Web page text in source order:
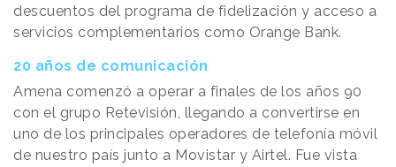
descuentos del programa de fidelización y acceso a
servicios complementarios como Orange Bank.
20 años de comunicación
Amena comenzó a operar a finales de los años 90
con el grupo Retevisión, llegando a convertirse en
uno de los principales operadores de telefonía móvil
de nuestro país junto a Movistar y Airtel. Fue vista